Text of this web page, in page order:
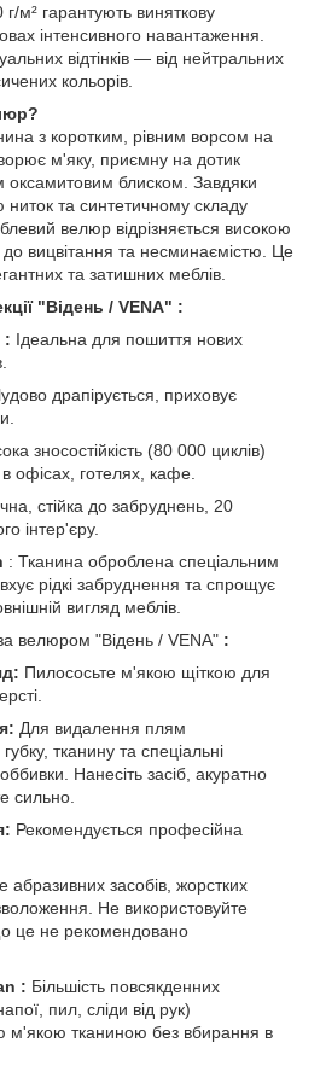
м² гарантують виняткову
інтенсивного навантаження.
відтінків — від нейтральних
кольорів.
з коротким, рівним ворсом на
м'яку, приємну на дотик
оксамитовим блиском. Завдяки
та синтетичному складу
велюр відрізняється високою
до вицвітання та несминаємістю. Це
та затишних меблів.
"Відень / VENA" :
: Ідеальна для пошиття нових
драпірується, приховує
зносостійкість (80 000 циклів)
офісах, готелях, кафе.
стійка до забруднень, 20
інтер'єру.
: Тканина оброблена спеціальним
рідкі забруднення та спрощує
вигляд меблів.
велюром "Відень / VENA" :
Пилососьте м'якою щіткою для
Для видалення плям
тканину та спеціальні
Нанесіть засіб, акуратно
сильно.
Рекомендується професійна
абразивних засобів, жорстких
Не використовуйте
це не рекомендовано
: Більшість повсякденних
пил, сліди від рук)
м'якою тканиною без вбирання в